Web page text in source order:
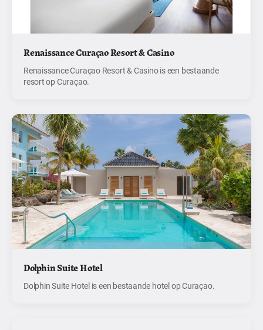
Renaissance Curaçao Resort & Casino
Renaissance Curaçao Resort & Casino is een bestaande
resort op Curaçao.
Dolphin Suite Hotel
Dolphin Suite Hotel is een bestaande hotel op Curaçao.